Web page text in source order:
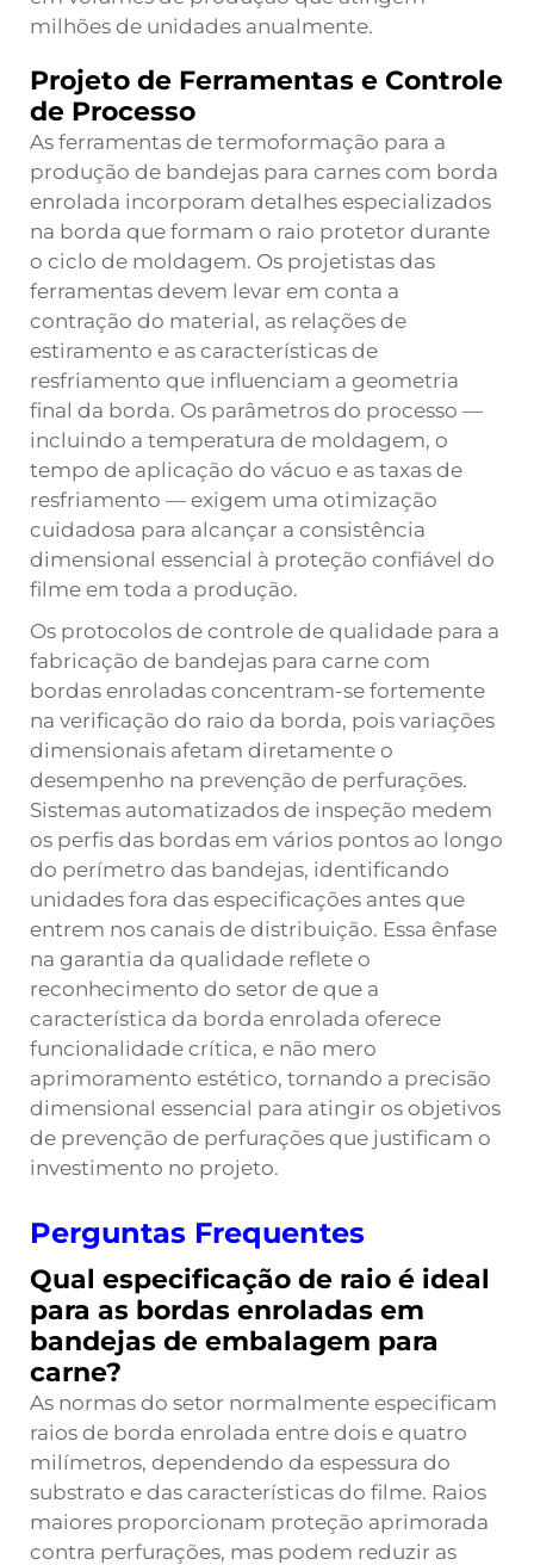
milhões de unidades anualmente.
Projeto de Ferramentas e Controle
de Processo
As ferramentas de termoformação para a
produção de bandejas para carnes com borda
enrolada incorporam detalhes especializados
na borda que formam o raio protetor durante
o ciclo de moldagem. Os projetistas das
ferramentas devem levar em conta a
contração do material, as relações de
estiramento e as características de
resfriamento que influenciam a geometria
final da borda. Os parâmetros do processo —
incluindo a temperatura de moldagem, o
tempo de aplicação do vácuo e as taxas de
resfriamento — exigem uma otimização
cuidadosa para alcançar a consistência
dimensional essencial à proteção confiável do
filme em toda a produção.
Os protocolos de controle de qualidade para a
fabricação de bandejas para carne com
bordas enroladas concentram-se fortemente
na verificação do raio da borda, pois variações
dimensionais afetam diretamente o
desempenho na prevenção de perfurações.
Sistemas automatizados de inspeção medem
os perfis das bordas em vários pontos ao longo
do perímetro das bandejas, identificando
unidades fora das especificações antes que
entrem nos canais de distribuição. Essa ênfase
na garantia da qualidade reflete o
reconhecimento do setor de que a
característica da borda enrolada oferece
funcionalidade crítica, e não mero
aprimoramento estético, tornando a precisão
dimensional essencial para atingir os objetivos
de prevenção de perfurações que justificam o
investimento no projeto.
Perguntas Frequentes
Qual especificação de raio é ideal
para as bordas enroladas em
bandejas de embalagem para
carne?
As normas do setor normalmente especificam
raios de borda enrolada entre dois e quatro
milímetros, dependendo da espessura do
substrato e das características do filme. Raios
maiores proporcionam proteção aprimorada
contra perfurações, mas podem reduzir as